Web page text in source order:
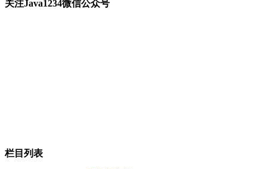
关注Java1234微信公众号
栏目列表